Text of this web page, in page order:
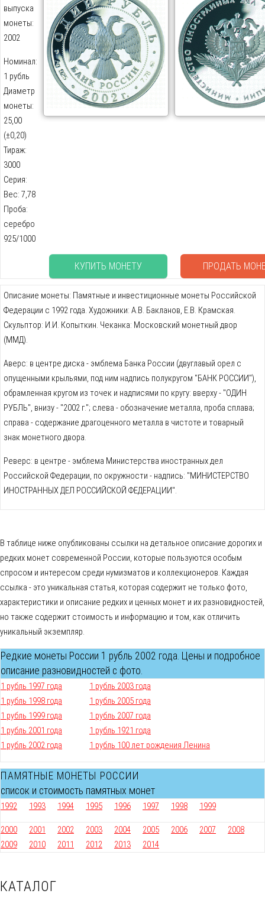
выпуска
монеты:
2002
Номинал:
1 рубль
Диаметр
монеты:
25,00
(±0,20)
Тираж:
3000
Серия:
Вес: 7,78
Проба:
серебро
925/1000
КУПИТЬ МОНЕТУ ПРОДАТЬ
Описание монеты: Памятные и инвестиционные монеты Российской
Федерации с 1992 года. Художники: А.В. Бакланов, Е.В. Крамская.
Скульптор: И.И. Копыткин. Чеканка: Московский монетный двор
(ММД).
Аверс: в центре диска - эмблема Банка России (двуглавый орел с
опущенными крыльями, под ним надпись полукругом "БАНК РОССИИ"),
обрамленная кругом из точек и надписями по кругу: вверху - "ОДИН
РУБЛЬ", внизу - "2002 г."; слева - обозначение металла, проба сплава;
справа - содержание драгоценного металла в чистоте и товарный
знак монетного двора.
Реверс: в центре - эмблема Министерства иностранных дел
Российской Федерации, по окружности - надпись: "МИНИСТЕРСТВО
ИНОСТРАННЫХ ДЕЛ РОССИЙСКОЙ ФЕДЕРАЦИИ".
В таблице ниже опубликованы ссылки на детальное описание дорогих и
редких монет современной России, которые пользуются особым
спросом и интересом среди нумизматов и коллекционеров. Каждая
ссылка - это уникальная статья, которая содержит не только фото,
характеристики и описание редких и ценных монет и их разновидностей,
но также содержит стоимость и информацию и том, как отличить
уникальный экземпляр.
Редкие монеты России 1 рубль 2002 года. Цены и подробное
описание разновидностей с фото.
1 рубль 1997 года
1 рубль 1998 года
1 рубль 1999 года
1 рубль 2001 года
1 рубль 2002 года
1 рубль 2003 года
1 рубль 2005 года
1 рубль 2007 года
1 рубль 1921 года
1 рубль 100 лет рождения Ленина
ПАМЯТНЫЕ МОНЕТЫ РОССИИ
список и стоимость памятных монет
1992 1993 1994 1995 1996 1997 1998 1999
2000 2001 2002 2003 2004 2005 2006 2007
2008
2009
2010 2011 2012 2013 2014
КАТАЛОГ